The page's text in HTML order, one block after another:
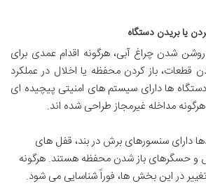
یا بریدن دستگاه
شدن چراغ آبی، هرگونه اقدام عمدی برای
قطعات، باز کردن محفظه یا اخلال در عملکرد
ها دارای سیستم های امنیتی پیچیده ای
مداخله غیرمجاز طراحی شده اند.
دارای سنسورهای برش در بند، قفل های
و حسگرهای باز شدن محفظه هستند. هرگونه
در این بخش ها، فوراً شناسایی می شود.